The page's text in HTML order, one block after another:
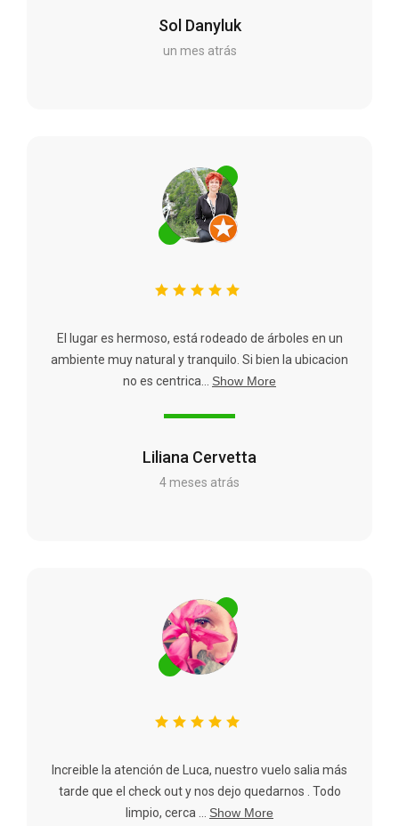
Sol Danyluk
un mes atrás
Liliana Cervetta
4 meses atrás
El lugar es hermoso, está rodeado de árboles en un
ambiente muy natural y tranquilo. Si bien la ubicacion
no es centrica...
Show More
Increible la atención de Luca, nuestro vuelo salia más
tarde que el check out y nos dejo quedarnos . Todo
limpio, cerca ...
Show More